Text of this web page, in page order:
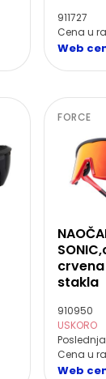
911727
Cena u
Web
FORCE
stakla
910950
USKORO
Cena u
Web